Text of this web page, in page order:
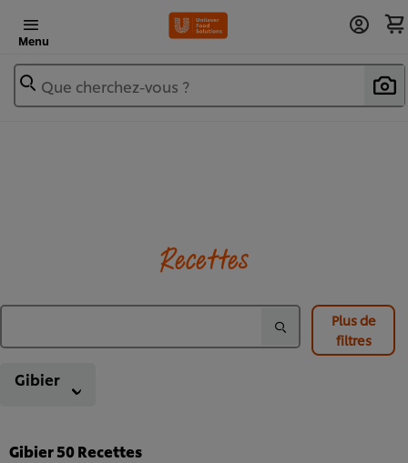
Menu
Que cherchez-vous ?
Recettes
Plus de
filtres
Gibier
Gibier50Recettes